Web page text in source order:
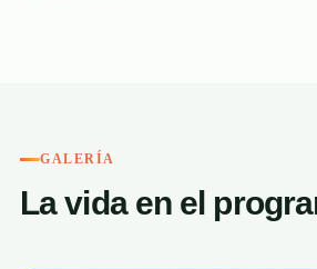
GALERÍA
La vida en el